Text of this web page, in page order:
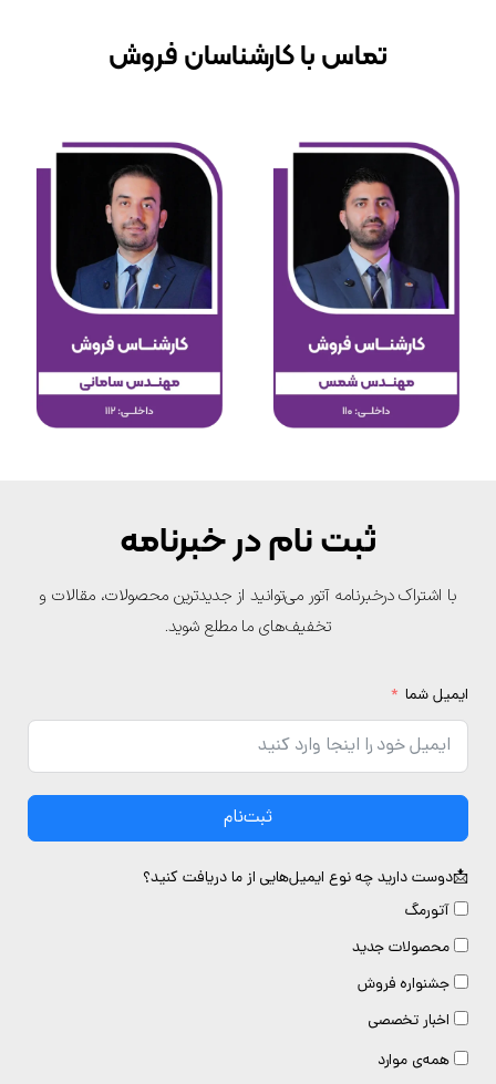
تماس با کارشناسان فروش
ثبت نام در خبرنامه
با اشتراک درخبرنامه آتور می‌توانید از جدیدترین محصولات، مقالات و
تخفیف‌های ما مطلع شوید.
شما
ثبت‌نام
دارید چه نوع ایمیل‌هایی از ما دریافت کنید؟
آتورمگ
محصولات جدید
جشنواره فروش
اخبار تخصصی
همه‌ی موارد